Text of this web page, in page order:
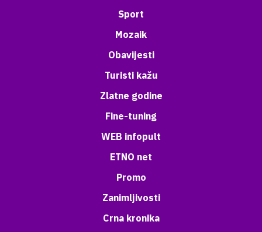
Sport
Mozaik
Obavijesti
Turisti kažu
Zlatne godine
Fine-tuning
WEB infopult
ETNO net
Promo
Zanimljivosti
Crna kronika